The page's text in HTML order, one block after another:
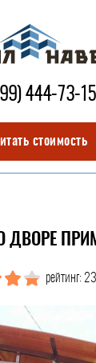
444-73-15
стоимость
ДВОРЕ
рейтинг: